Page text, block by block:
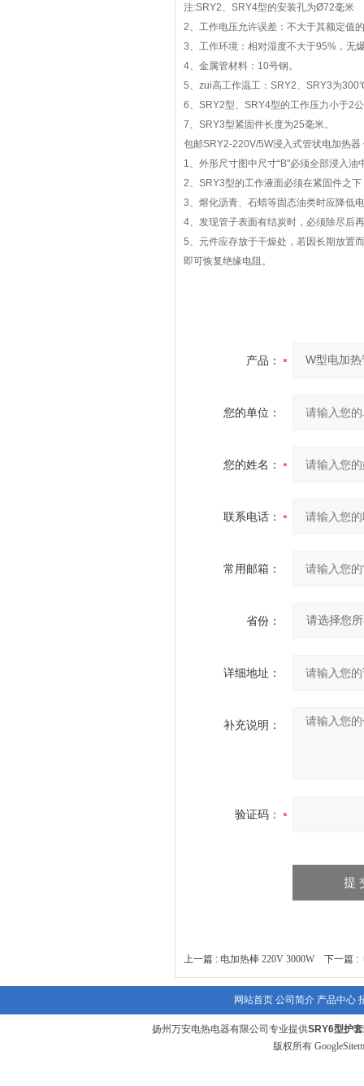
注:SRY2、SRY4型的安装孔为Ø72毫米
2、工作电压允许误差：不大于其额定值
3、工作环境：相对湿度不大于95%，无
4、金属管材料：10号钢。
5、zui高工作温工：SRY2、SRY3为
6、SRY2型、SRY4型的工作压力小于2
7、SRY3型紧固件长度为25毫米。
包邮SRY2-220V/5W浸入式管状电加热
1、外形尺寸图中尺寸“B"必须全部浸入
2、SRY3型的工作液面必须在紧固件之下
3、熔化沥青、石蜡等固态油类时应降低
4、发现管子表面有结炭时，必须除尽后
5、元件应存放于干燥处，若因长期放置
即可恢复绝缘电阻。
产品：
您的单位：
您的姓名：
联系电话：
常用邮箱：
省份：
详细地址：
补充说明：
验证码：
上一篇 : 电加热棒 220V 3000W 下一篇 :
网站首页 公司简介 产品中心
扬州万安电热电器有限公司专业提供SRY6型护
版权所有